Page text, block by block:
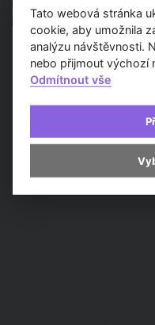
Tato webová stránka
cookie, aby umožnila
analýzu návštěvnosti.
nebo přijmout výchozí
Odmítnout vše